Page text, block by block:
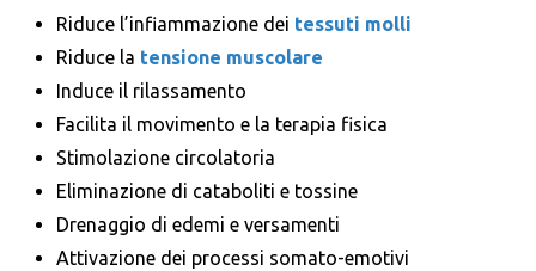
Riduce l’infiammazione dei tessuti molli
Riduce la tensione muscolare
Induce il rilassamento
Facilita il movimento e la terapia fisica
Stimolazione circolatoria
Eliminazione di cataboliti e tossine
Drenaggio di edemi e versamenti
Attivazione dei processi somato-emotivi